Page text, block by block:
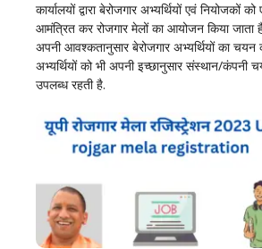
कार्यालयों द्वारा बेरोजगार अभ्यर्थियों एवं नियोजकों
आमंत्रित कर रोजगार मेलों का आयोजन किया जाता
अपनी आवश्कतानुसार बेरोजगार अभ्यर्थियों का चयन
अभ्यर्थियों को भी अपनी इच्छानुसार संस्थान/कंपनी
उपलब्ध रहती है.